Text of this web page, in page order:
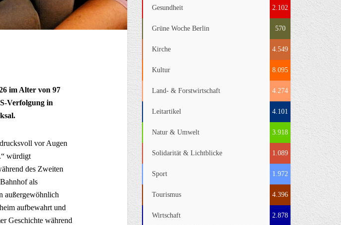
im Alter von 97
Verfolgung in
vor Augen
würdigt
des Zweiten
als
außergewöhnlich
aufbewahrt und
Geschichte während
Gesundheit 2.102
Grüne Woche Berlin 570
Kirche 4.549
Kultur 8.095
Land- & Forstwirtschaft 4.274
Leitartikel 4.101
Natur & Umwelt 3.918
Solidarität & Lichtblicke 1.089
Sport 1.972
Tourismus 4.396
Wirtschaft 2.878